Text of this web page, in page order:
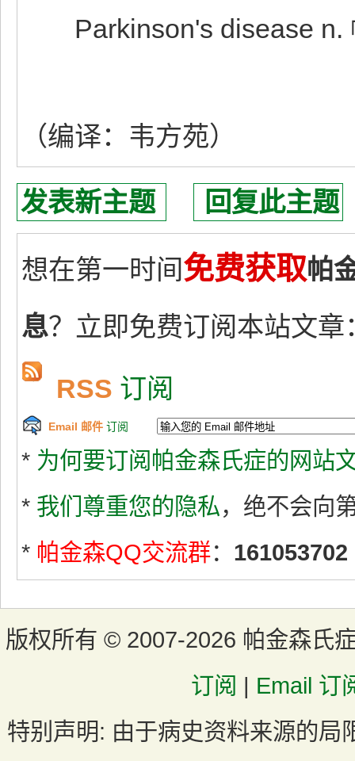
Parkinson's disease n.
（编译：韦方苑）
发表新主题 回复此主题
想在第一时间免费获取帕
息？立即免费订阅本站文章
RSS 订阅
Email 邮件 订阅
* 为何要订阅帕金森氏症的网站
* 我们尊重您的隐私，绝不会向
* 帕金森QQ交流群： 161053702
版权所有 © 2007-2026 帕金森氏
订阅 | Email 订
特别声明: 由于病史资料来源的局